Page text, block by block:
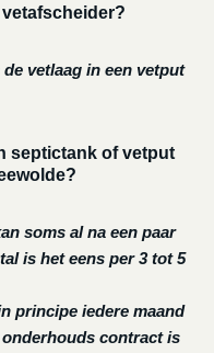
de vetlaag in een vetput
septictank of vetput
soms al na een paar
is het eens per 3 tot 5
principe iedere maand
contract is